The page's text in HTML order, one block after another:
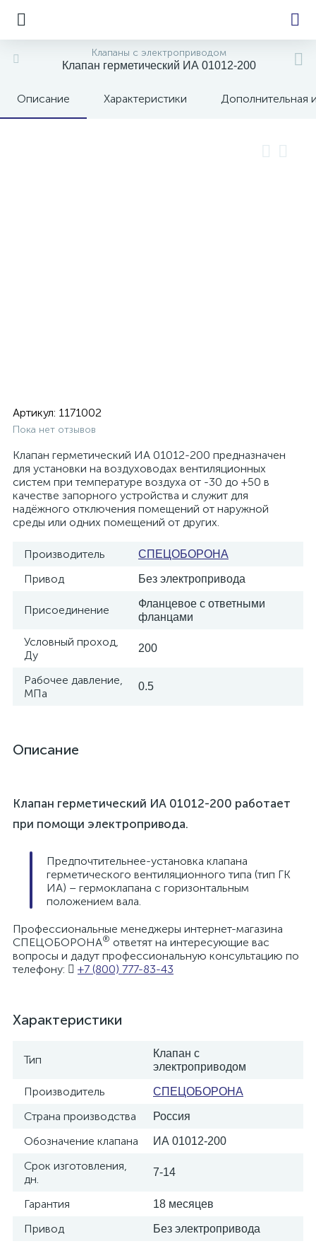
Клапаны с электроприводом
Клапан герметический ИА 01012-200
Описание Характеристики Дополнительная
Артикул: 1171002
Пока нет отзывов
Клапан герметический ИА 01012-200 предназначен
для установки на воздуховодах вентиляционных
систем при температуре воздуха от -30 до +50 в
качестве запорного устройства и служит для
надёжного отключения помещений от наружной
среды или одних помещений от других.
Производитель СПЕЦОБОРОНА
Привод Без электропривода
Присоединение
Фланцевое с ответными
фланцами
Условный проход,
Ду
200
Рабочее давление,
МПа
0.5
Описание
Клапан герметический ИА 01012-200 работает
при помощи электропривода.
Предпочтительнее-установка клапана
герметического вентиляционного типа (тип ГК
ИА) – гермоклапана с горизонтальным
положением вала.
Профессиональные менеджеры интернет-магазина
СПЕЦОБОРОНА® ответят на интересующие вас
вопросы и дадут профессиональную консультацию по
телефону:
+7 (800) 777-83-43
Характеристики
Тип
Клапан с
электроприводом
Производитель СПЕЦОБОРОНА
Страна производства Россия
Обозначение клапана ИА 01012-200
Срок изготовления,
дн.
7-14
Гарантия 18 месяцев
Привод Без электропривода